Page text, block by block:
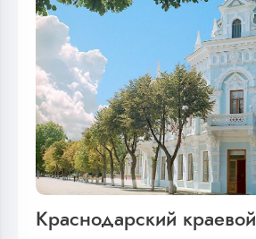
Краснодарский краевой